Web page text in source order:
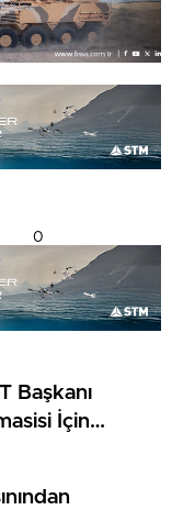
0
Başkanı
İçin